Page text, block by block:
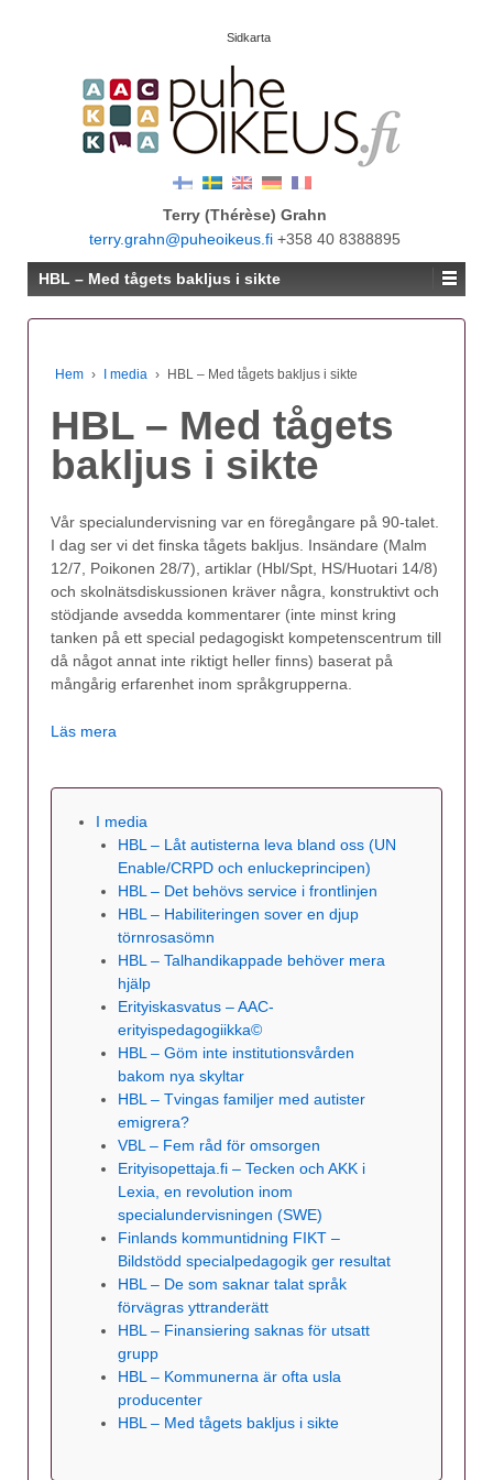
Sidkarta
Terry (Thérèse) Grahn
terry.grahn@puheoikeus.fi +358 40 8388895
HBL – Med tågets bakljus i sikte
Hem › I media › HBL – Med tågets bakljus i sikte
HBL – Med tågets
bakljus i sikte
Vår specialundervisning var en föregångare på 90-talet.
I dag ser vi det finska tågets bakljus. Insändare (Malm
12/7, Poikonen 28/7), artiklar (Hbl/Spt, HS/Huotari 14/8)
och skolnätsdiskussionen kräver några, konstruktivt och
stödjande avsedda kommentarer (inte minst kring
tanken på ett special pedagogiskt kompetenscentrum till
då något annat inte riktigt heller finns) baserat på
mångårig erfarenhet inom språkgrupperna.
Läs mera
I media
HBL – Låt autisterna leva bland oss (UN
Enable/CRPD och enluckeprincipen)
HBL – Det behövs service i frontlinjen
HBL – Habiliteringen sover en djup
törnrosasömn
HBL – Talhandikappade behöver mera
hjälp
Erityiskasvatus – AAC-
erityispedagogiikka©
HBL – Göm inte institutionsvården
bakom nya skyltar
HBL – Tvingas familjer med autister
emigrera?
VBL – Fem råd för omsorgen
Erityisopettaja.fi – Tecken och AKK i
Lexia, en revolution inom
specialundervisningen (SWE)
Finlands kommuntidning FIKT –
Bildstödd specialpedagogik ger resultat
HBL – De som saknar talat språk
förvägras yttranderätt
HBL – Finansiering saknas för utsatt
grupp
HBL – Kommunerna är ofta usla
producenter
HBL – Med tågets bakljus i sikte